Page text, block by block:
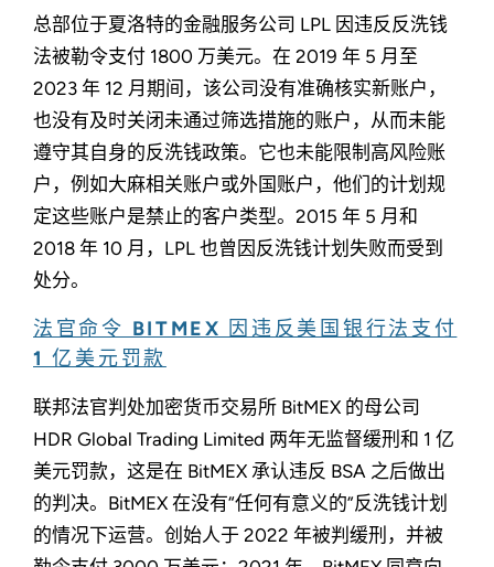
总部位于夏洛特的金融服务公司 LPL 因违反反洗钱
法被勒令支付 1800 万美元。在 2019 年 5 月至
2023 年 12 月期间，该公司没有准确核实新账户，
也没有及时关闭未通过筛选措施的账户，从而未能
遵守其自身的反洗钱政策。它也未能限制高风险账
户，例如大麻相关账户或外国账户，他们的计划规
定这些账户是禁止的客户类型。2015 年 5 月和
2018 年 10 月，LPL 也曾因反洗钱计划失败而受到
处分。
法官命令 BITMEX 因违反美国银行法支付
1 亿美元罚款
联邦法官判处加密货币交易所 BitMEX 的母公司
HDR Global Trading Limited 两年无监督缓刑和 1 亿
美元罚款，这是在 BitMEX 承认违反 BSA 之后做出
的判决。BitMEX 在没有“任何有意义的”反洗钱计划
的情况下运营。创始人于 2022 年被判缓刑，并被